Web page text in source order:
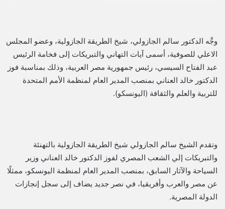
وجَّه الدكتور سالم الجازولي، شيخ الطريقة الجازولية، وعضو المجلس
الاعلي للصوفية، أسمى آيات التهاني والتبريكات إلى فخامة الرئيس
عبد الفتاح السيسي، رئيس جمهورية مصر العربية، وذلك بمناسبة فوز
الدكتور خالد العناني بمنصب المدير العام لمنظمة الأمم المتحدة
للتربية والعلم والثقافة (اليونسكو).
وتقدم الشيخ سالم الجازولي شيخ الطريقة الجازولية بالتهنئة
والتبريكات إلي الشعب المصري لفوز الدكتور خالد العناني وزير
السياحة والآثار السابق، بمنصب المدير العام لمنظمة اليونسكو، ممثلًا
عن مصر والعرب وأفريقيا، في نصر جديد يضاف إلى سجل إنجازات
الدولة المصرية.